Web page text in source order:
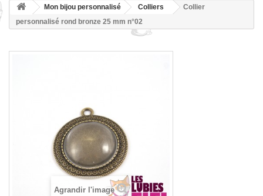
Mon bijou personnalisé Colliers
Collier
personnalisé rond bronze 25 mm n°02
Agrandir l'image